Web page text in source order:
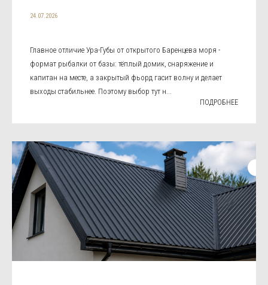
24.07.2026
Главное отличие Ура-Губы от открытого Баренцева моря -
формат рыбалки от базы: тёплый домик, снаряжение и
капитан на месте, а закрытый фьорд гасит волну и делает
выходы стабильнее. Поэтому выбор тут н...
ПОДРОБНЕЕ